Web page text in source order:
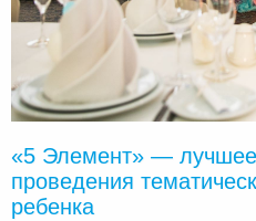
«5 Элемент» —
проведения
ребенка